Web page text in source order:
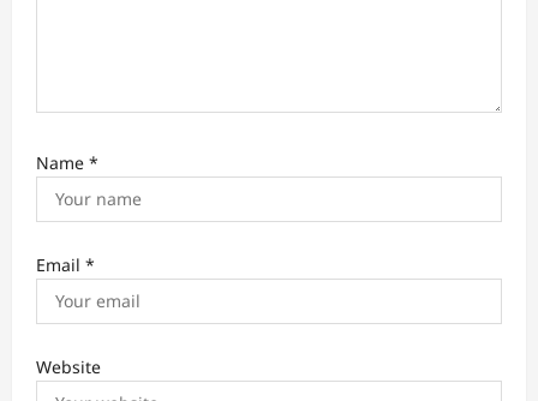
Name *
Email *
Website